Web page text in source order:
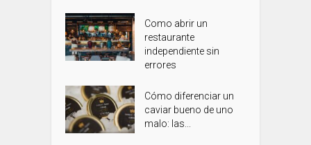
Como abrir un
restaurante
independiente sin
errores
Cómo diferenciar un
caviar bueno de uno
malo: las...